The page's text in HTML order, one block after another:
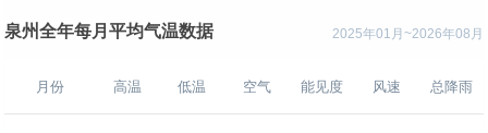
2025年01月~2026年08月
泉州全年每月平均气温数据
月份 高温 低温 空气 能见度 风速 总降雨